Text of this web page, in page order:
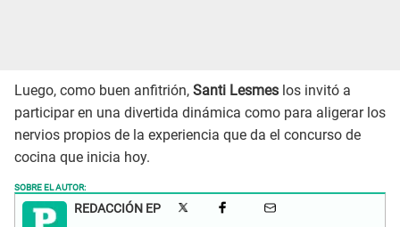
Luego, como buen anfitrión, Santi Lesmes los invitó a
participar en una divertida dinámica como para aligerar los
nervios propios de la experiencia que da el concurso de
cocina que inicia hoy.
SOBRE EL AUTOR:
REDACCIÓN EP